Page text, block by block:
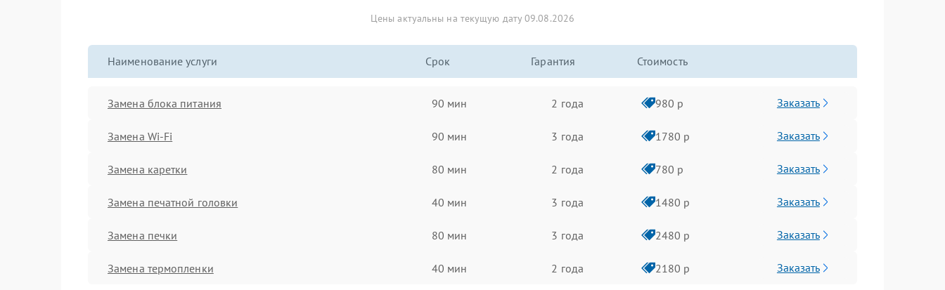
Цены актуальны на текущую дату 09.08.2026
Наименование услуги Срок Гарантия Стоимость
Замена блока питания 90 мин 2 года 980 р Заказать
Замена Wi-Fi 90 мин 3 года 1780 р Заказать
Замена каретки 80 мин 2 года 780 р Заказать
Замена печатной головки 40 мин 3 года 1480 р Заказать
Замена печки 80 мин 3 года 2480 р Заказать
Замена термопленки 40 мин 2 года 2180 р Заказать